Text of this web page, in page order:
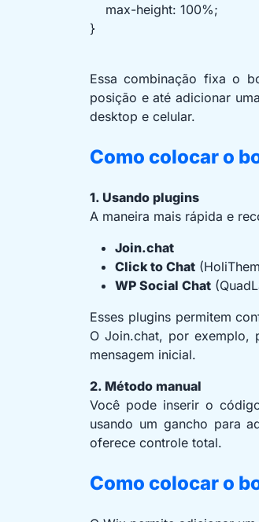
max-height: 100%;
}
Essa combinação fixa o
posição e até adicionar
desktop e celular.
Como colocar o
1. Usando plugins
A maneira mais rápida e
Join.chat
Click to Chat
WP Social Chat
Esses plugins permitem
O Join.chat, por exemplo,
mensagem inicial.
2. Método manual
Você pode inserir o
usando um gancho para
oferece controle total.
Como colocar o